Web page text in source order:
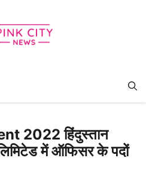
2022 हिंदुस्तान
लिमिटेड में ऑफिसर के पदों